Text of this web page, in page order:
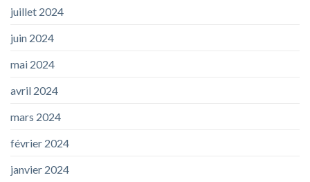
juillet 2024
juin 2024
mai 2024
avril 2024
mars 2024
février 2024
janvier 2024